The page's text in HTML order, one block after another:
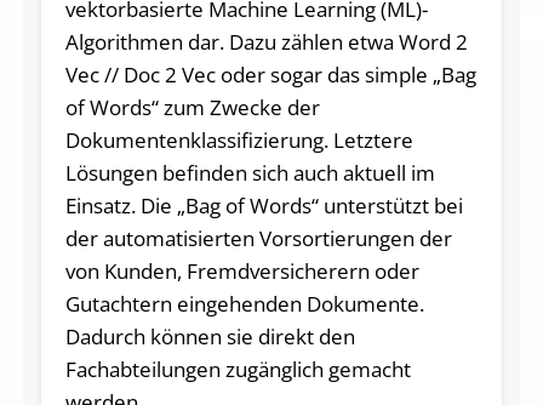
vektorbasierte Machine Learning (ML)-
Algorithmen dar. Dazu zählen etwa Word 2
Vec // Doc 2 Vec oder sogar das simple „Bag
of Words“ zum Zwecke der
Dokumentenklassifizierung. Letztere
Lösungen befinden sich auch aktuell im
Einsatz. Die „Bag of Words“ unterstützt bei
der automatisierten Vorsortierungen der
von Kunden, Fremdversicherern oder
Gutachtern eingehenden Dokumente.
Dadurch können sie direkt den
Fachabteilungen zugänglich gemacht